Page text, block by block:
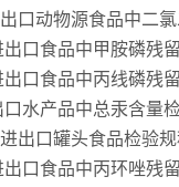
口动物源食品中二
出口食品中甲胺磷残
出口食品中丙线磷残
口水产品中总汞含量
出口罐头食品检验
出口食品中丙环唑残